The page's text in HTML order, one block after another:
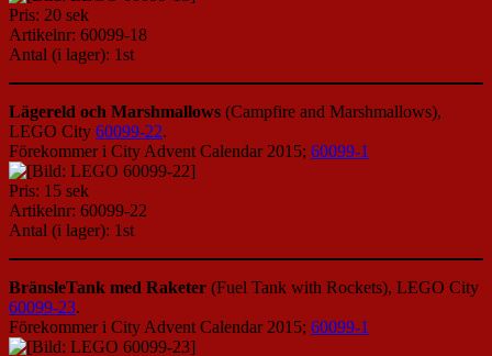
Pris: 20 sek
Artikelnr: 60099-18
Antal (i lager): 1st
Lägereld och Marshmallows (Campfire and Marshmallows),
LEGO City 60099-22.
Förekommer i City Advent Calendar 2015; 60099-1
Pris: 15 sek
Artikelnr: 60099-22
Antal (i lager): 1st
BränsleTank med Raketer (Fuel Tank with Rockets), LEGO City
60099-23.
Förekommer i City Advent Calendar 2015; 60099-1